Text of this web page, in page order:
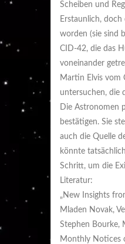
Scheiben und
Erstaunlich,
worden (sie sind
CID-42, die das
voneinander
Martin Elvis vom
untersuchen, die
Die Astronomen
bestätigen. Sie
auch die Quelle
könnte
Schritt, um die
Literatur:
„New Insights
Mladen Novak,
Stephen Bourke,
Monthly Notices